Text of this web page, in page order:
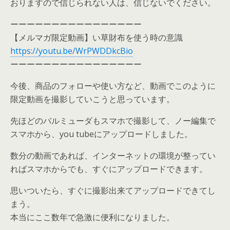
おりますので信じられない人は、信じないでください。
ーーーーーーーーーーーーーーーー
【メルマガ限定動画】い草財布を使う時の意識
https://youtu.be/WrPWDDkcBio
ーーーーーーーーーーーーーーーー
今後、商品のフォローや使い方など、動画でこのように
限定動画を撮影していこうと思っています。
先ほどのバルミューダもスマホで撮影して、ノー編集で
スマホから、you tubeにアップロードしました。
数分の動画であれば、インターネットの環境が整ってい
ればスマホからでも、すぐにアップロードできます。
思いついたら、すぐに撮影出来てアップロードできてし
まう。
本当にここ数年で急激に便利になりました。